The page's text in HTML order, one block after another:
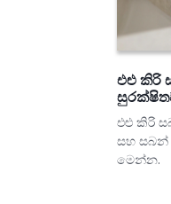
එළු කිරි
එළු කිරි
සහ සබන්
මෙන්න.